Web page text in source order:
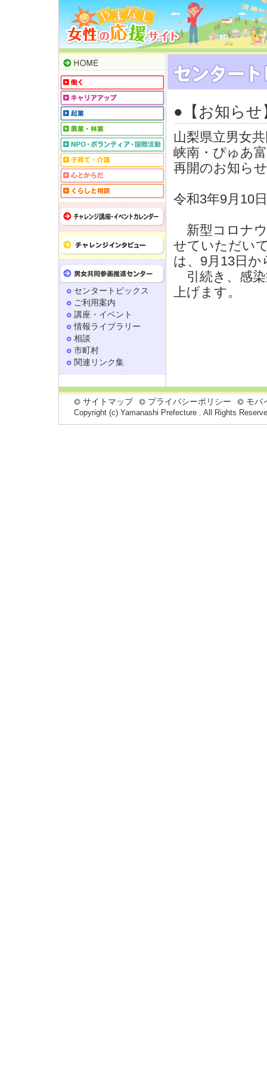
●【お知ら
山梨県立男女
峡南・ぴゅあ
再開のお知らせ
令和3年9月10日
新型コロナウ
せていただい
は、9月13日
引続き、感染
上げます。
センタートピックス
ご利用案内
講座・イベント
情報ライブラリー
相談
市町村
関連リンク集
サイトマップ プライバシーポリシー モバ
Copyright (c) Yamanashi Prefecture . All Rights